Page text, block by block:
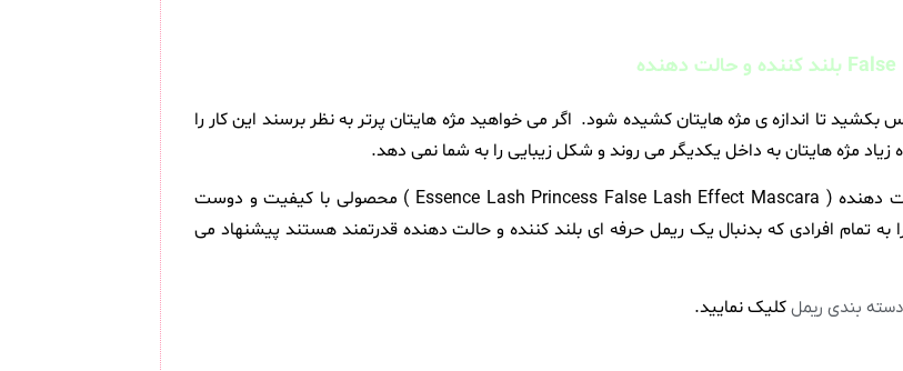
بکشید تا اندازه ی مژه هایتان کشیده شود. اگر می خواهید مژه هایتان پرتر به نظر برسند این کار را
زیاد مژه هایتان به داخل یکدیگر می روند و شکل زیبایی را به شما نمی دهد.
ریمل اسنس سری Lash Princess مدل False Lash Effect بلند کننده و حالت دهنده ( Essence Lash Princess False Lash Effect Mascara ) محصولی با کیفیت و دوست
افرادی که بدنبال یک ریمل حرفه ای بلند کننده و حالت دهنده قدرتمند هستند پیشنهاد می
دسته بندی ریمل کلیک نمایید.